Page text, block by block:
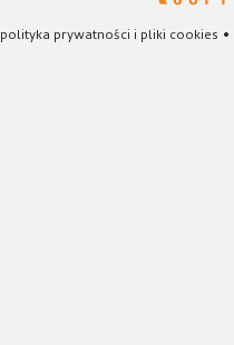
polityka prywatności i pliki cookies •